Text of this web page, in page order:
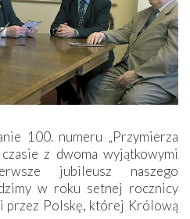
100. numeru „Przymierza
z dwoma wyjątkowymi
jubileusz naszego
w roku setnej rocznicy
przez Polskę, której Królową